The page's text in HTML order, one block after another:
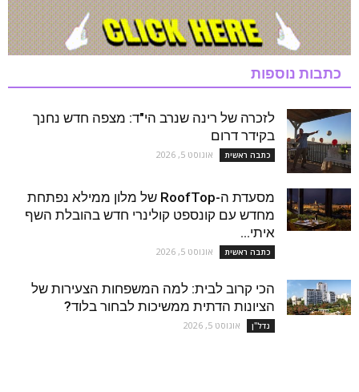
כתבות נוספות
לזכרה של רינה שנרב הי"ד: מצפה חדש נחנך
בקידר דרום
כתבה ראשית אוגוסט 5, 2026
מסעדת ה-RoofTop של מלון ממילא נפתחת
מחדש עם קונספט קולינרי חדש בהובלת השף
איתי...
כתבה ראשית אוגוסט 5, 2026
הכי קרוב לבית: למה המשפחות הצעירות של
הציונות הדתית ממשיכות לבחור בלוד?
נדל''ן אוגוסט 5, 2026